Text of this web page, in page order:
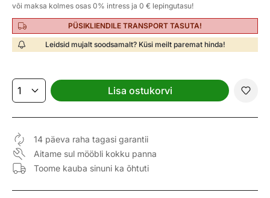
või maksa kolmes osas 0% intress ja 0 € lepingutasu!
PÜSIKLIENDILE TRANSPORT TASUTA!
Leidsid mujalt soodsamalt? Küsi meilt paremat hinda!
Lisa ostukorvi
14 päeva raha tagasi garantii
Aitame sul mööbli kokku panna
Toome kauba sinuni ka õhtuti